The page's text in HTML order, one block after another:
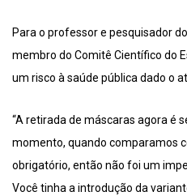
Para o professor e pesquisador
membro do Comitê Científico do
um risco à saúde pública dado o
“A retirada de máscaras agora é
momento, quando comparamos
obrigatório, então não foi um
Você tinha a introdução da